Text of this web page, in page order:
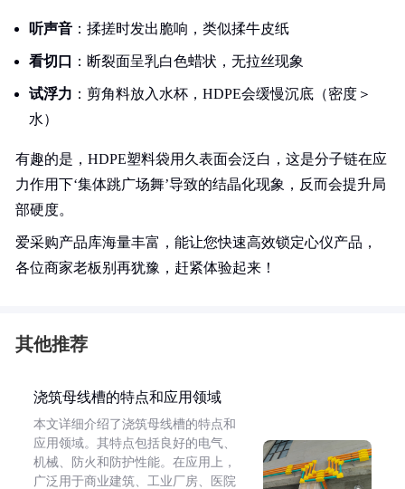
听声音 ：揉搓时发出脆响，类似揉牛皮纸
看切口 ：断裂面呈乳白色蜡状，无拉丝现象
试浮力 ：剪角料放入水杯，HDPE会缓慢沉底（密度＞
水）
有趣的是，HDPE塑料袋用久表面会泛白，这是分子链在应
力作用下‘集体跳广场舞’导致的结晶化现象，反而会提升局
部硬度。
爱采购产品库海量丰富，能让您快速高效锁定心仪产品，
各位商家老板别再犹豫，赶紧体验起来！
其他推荐
浇筑母线槽的特点和应用领域
本文详细介绍了浇筑母线槽的特点和
应用领域。其特点包括良好的电气、
机械、防火和防护性能。在应用上，
广泛用于商业建筑、工业厂房、医院